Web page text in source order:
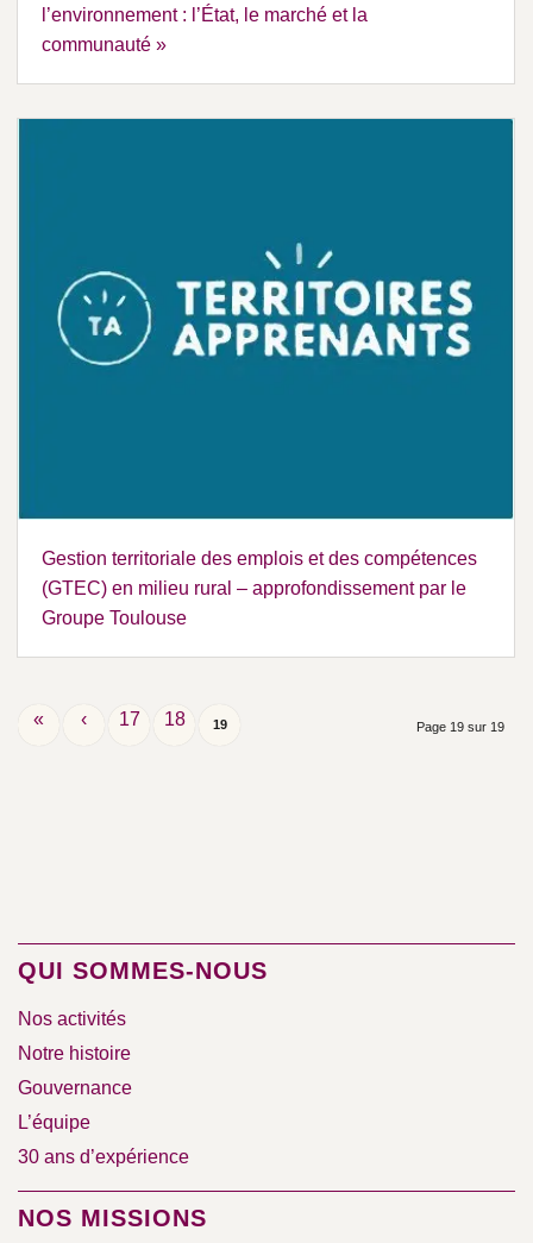
l’environnement : l’État, le marché et la
communauté »
Gestion territoriale des emplois et des compétences
(GTEC) en milieu rural – approfondissement par le
Groupe Toulouse
Page 19 sur 19
« ‹ 17 18 19
QUI SOMMES-NOUS
Nos activités
Notre histoire
Gouvernance
L’équipe
30 ans d’expérience
NOS MISSIONS